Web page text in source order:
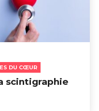
DU CŒUR
scintigraphie